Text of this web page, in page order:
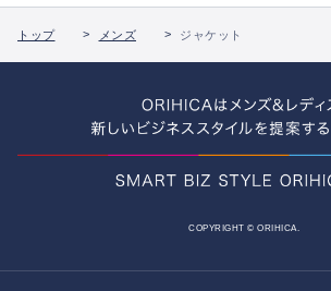
トップ メンズ ジャケット
COPYRIGHT © ORIHICA.